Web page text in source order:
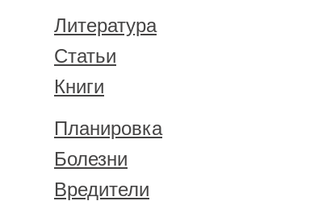
Литература
Статьи
Книги
Планировка
Болезни
Вредители